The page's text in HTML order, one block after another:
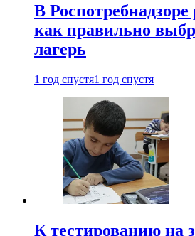
В Роспотребнадзоре
как правильно
лагерь
1 год спустя1 год спустя
К тестированию на